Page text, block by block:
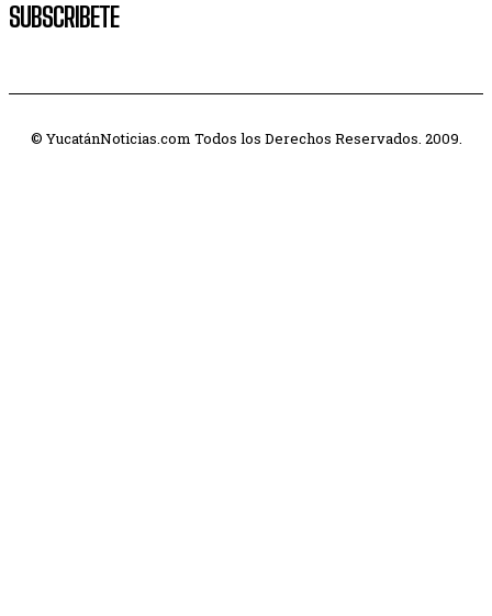
SUBSCRIBETE
© YucatánNoticias.com Todos los Derechos Reservados. 2009.